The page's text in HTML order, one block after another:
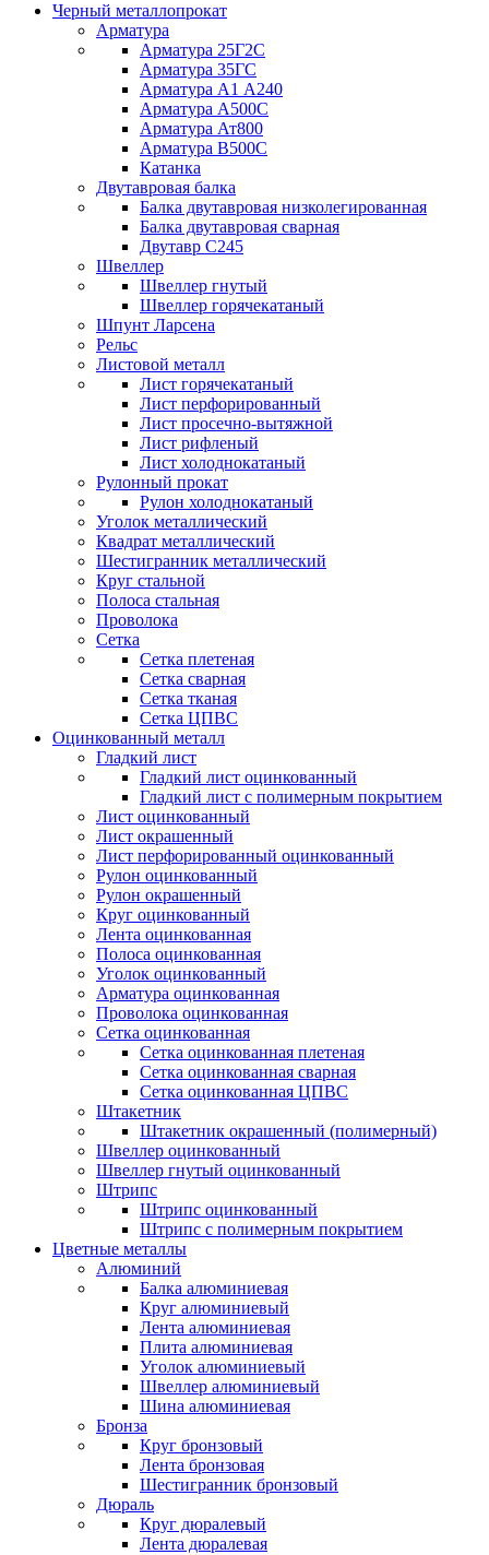
Черный металлопрокат
Арматура
Арматура 25Г2С
Арматура 35ГС
Арматура А1 А240
Арматура А500С
Арматура Ат800
Арматура В500С
Катанка
Двутавровая балка
Балка двутавровая низколегированная
Балка двутавровая сварная
Двутавр С245
Швеллер
Швеллер гнутый
Швеллер горячекатаный
Шпунт Ларсена
Рельс
Листовой металл
Лист горячекатаный
Лист перфорированный
Лист просечно-вытяжной
Лист рифленый
Лист холоднокатаный
Рулонный прокат
Рулон холоднокатаный
Уголок металлический
Квадрат металлический
Шестигранник металлический
Круг стальной
Полоса стальная
Проволока
Сетка
Сетка плетеная
Сетка сварная
Сетка тканая
Сетка ЦПВС
Оцинкованный металл
Гладкий лист
Гладкий лист оцинкованный
Гладкий лист с полимерным покрытием
Лист оцинкованный
Лист окрашенный
Лист перфорированный оцинкованный
Рулон оцинкованный
Рулон окрашенный
Круг оцинкованный
Лента оцинкованная
Полоса оцинкованная
Уголок оцинкованный
Арматура оцинкованная
Проволока оцинкованная
Сетка оцинкованная
Сетка оцинкованная плетеная
Сетка оцинкованная сварная
Сетка оцинкованная ЦПВС
Штакетник
Штакетник окрашенный (полимерный)
Швеллер оцинкованный
Швеллер гнутый оцинкованный
Штрипс
Штрипс оцинкованный
Штрипс с полимерным покрытием
Цветные металлы
Алюминий
Балка алюминиевая
Круг алюминиевый
Лента алюминиевая
Плита алюминиевая
Уголок алюминиевый
Швеллер алюминиевый
Шина алюминиевая
Бронза
Круг бронзовый
Лента бронзовая
Шестигранник бронзовый
Дюраль
Круг дюралевый
Лента дюралевая